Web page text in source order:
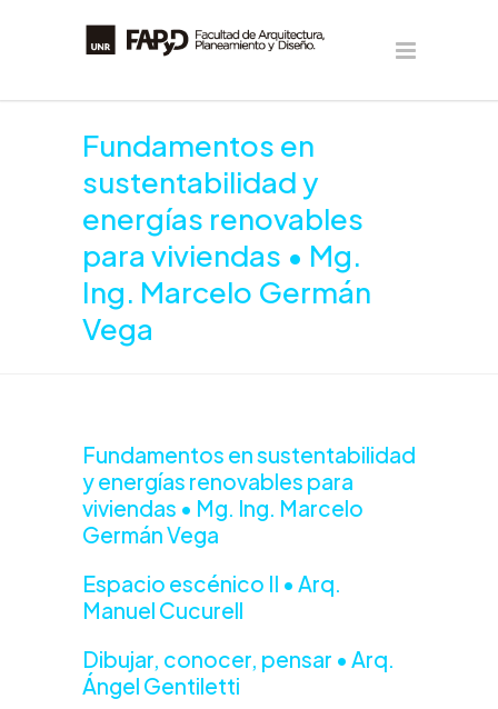
Fundamentos en
sustentabilidad y
energías renovables
para viviendas • Mg.
Ing. Marcelo Germán
Vega
Fundamentos en sustentabilidad
y energías renovables para
viviendas • Mg. Ing. Marcelo
Germán Vega
Espacio escénico II • Arq.
Manuel Cucurell
Dibujar, conocer, pensar • Arq.
Ángel Gentiletti